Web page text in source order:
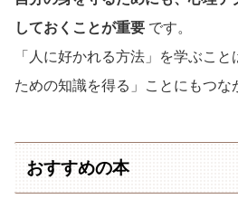
しておくことが重要 です。
「人に好かれる方法」を学ぶこ
ための知識を得る」ことにもつな
おすすめの本